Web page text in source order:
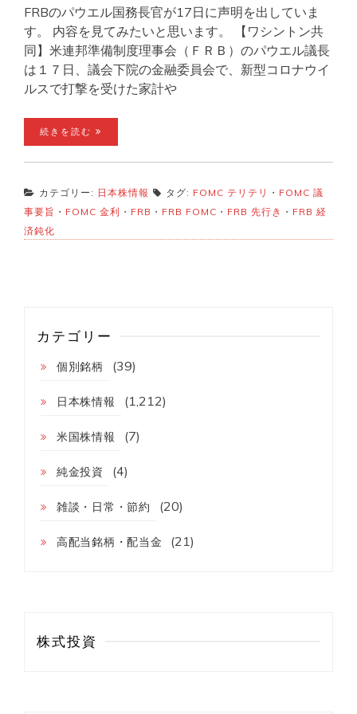
FRBのパウエル国務長官が17日に声明を出していま
す。 内容を見てみたいと思います。 【ワシントン共
同】米連邦準備制度理事会（ＦＲＢ）のパウエル議長
は１７日、議会下院の金融委員会で、新型コロナウイ
ルスで打撃を受けた家計や
続きを読む
カテゴリー: 日本株情報 タグ: FOMC テリテリ ・ FOMC 議
事要旨 ・ FOMC 金利 ・ FRB ・ FRB FOMC ・ FRB 先行き ・ FRB 経
済鈍化
カテゴリー
個別銘柄 (39)
日本株情報 (1,212)
米国株情報 (7)
純金投資 (4)
雑談・日常・節約 (20)
高配当銘柄・配当金 (21)
株式投資